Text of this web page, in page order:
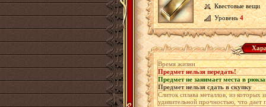
Квестовые вещи
Уровень4
Время жизни
Предмет нельзя передать!
Предмет не занимает места в
Предмет нельзя сдать в скупку
Слиток сплава металлов, из которых
удивительной прочностью, что